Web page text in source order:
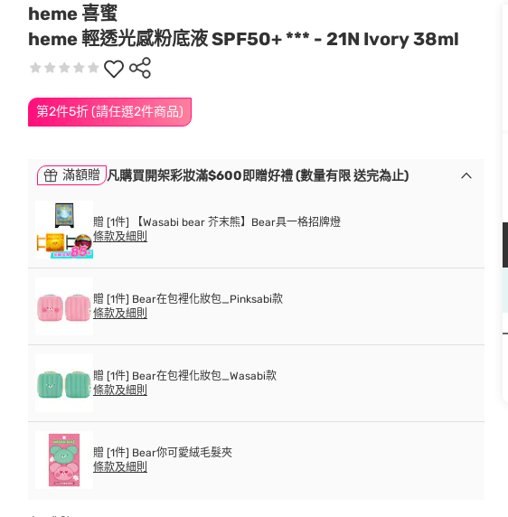
heme 喜蜜
heme 輕透光感粉底液 SPF50+ *** - 21N Ivory 38ml
第2件5折 (請任選2件商品)
滿額贈 凡購買開架彩妝滿$600即贈好禮 (數量有限 送完為止)
贈 [1件] 【Wasabi bear 芥末熊】Bear具一格招牌燈
條款及細則
贈 [1件] Bear在包裡化妝包_Pinksabi款
條款及細則
贈 [1件] Bear在包裡化妝包_Wasabi款
條款及細則
贈 [1件] Bear你可愛絨毛髮夾
條款及細則